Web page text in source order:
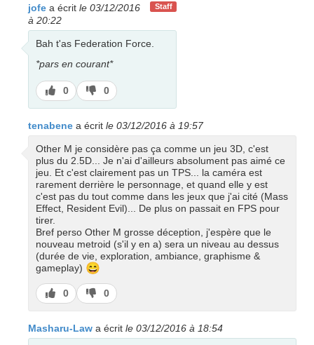
Staff
jofe a écrit le 03/12/2016
à 20:22
Bah t'as Federation Force.
*pars en courant*
J’aime
0
J’aime
pas
0
tenabene a écrit le 03/12/2016 à 19:57
Other M je considère pas ça comme un jeu 3D, c'est
plus du 2.5D... Je n'ai d'ailleurs absolument pas aimé ce
jeu. Et c'est clairement pas un TPS... la caméra est
rarement derrière le personnage, et quand elle y est
c'est pas du tout comme dans les jeux que j'ai cité (Mass
Effect, Resident Evil)... De plus on passait en FPS pour
tirer.
Bref perso Other M grosse déception, j'espère que le
nouveau metroid (s'il y en a) sera un niveau au dessus
(durée de vie, exploration, ambiance, graphisme &
gameplay) 😄
J’aime
0
J’aime
pas
0
Masharu-Law a écrit le 03/12/2016 à 18:54